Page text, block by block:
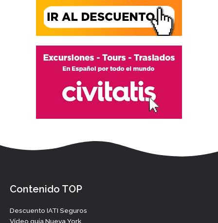
Contenido TOP
Descuento IATI Seguros
Vídeo guía Nueva York